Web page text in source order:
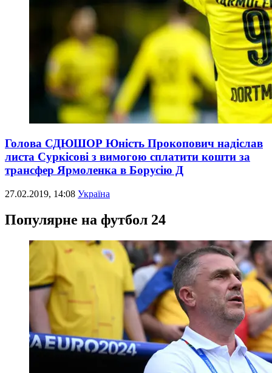
Голова СДЮШОР Юність Прокопович надіслав
листа Суркісові з вимогою сплатити кошти за
трансфер Ярмоленка в Борусію Д
27.02.2019, 14:08 Україна
Популярне на футбол 24